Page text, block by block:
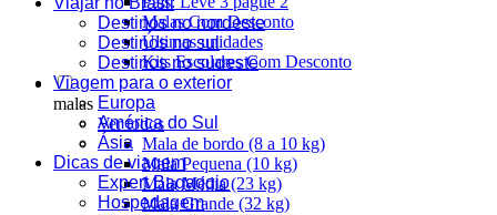
Malas Com Desconto
Últimas unidades
Kits Escolares Com Desconto
malas
Ver todos
Mala de bordo (8 a 10 kg)
Mala Pequena (10 kg)
Mala Média (23 kg)
Mala Grande (32 kg)
Destinos no nordeste
Destinos no sul
Destinos no sudeste
Viagem para o exterior
Europa
América do Sul
Ásia
Dicas de viagem
Expert Bagaggio
Hospedagem